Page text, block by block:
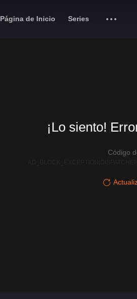
Página de Inicio Series
¡Lo siento!
Código